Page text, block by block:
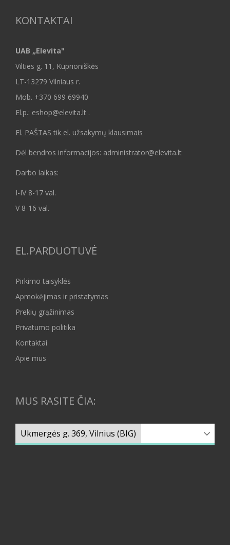
KONTAKTAI
UAB „Elevita"
Vilties g. 11, Kuprioniškės
LT-13279 Vilniaus r.
Mob. +370 699 69940
El.p.: eshop@elevita.lt .
El. PAŠTAS tik el. užsakymų klausimais
Dėl bendros informacijos: administrator@elevita.lt
Darbo laikas:
I-IV 8-17 val.
V 8-16 val.
EL.PARDUOTUVĖ
Pirkimo taisyklės
Apmokėjimas ir pristatymas
Prekių grąžinimas
Privatumo politika
Kontaktai
Apie mus
MUS RASITE ČIA: